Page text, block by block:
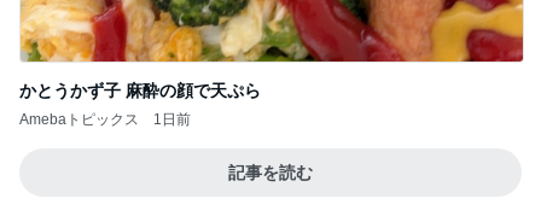
かとうかず子 麻酔の顔で天ぷら
Amebaトピックス 1日前
記事を読む